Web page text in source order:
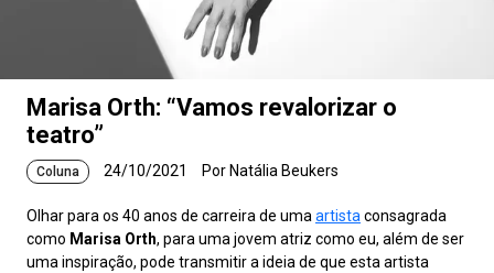
Marisa Orth: “Vamos revalorizar o
teatro”
Coluna 24/10/2021 Por Natália Beukers
Olhar para os 40 anos de carreira de uma artista consagrada
como Marisa Orth, para uma jovem atriz como eu, além de ser
uma inspiração, pode transmitir a ideia de que esta artista